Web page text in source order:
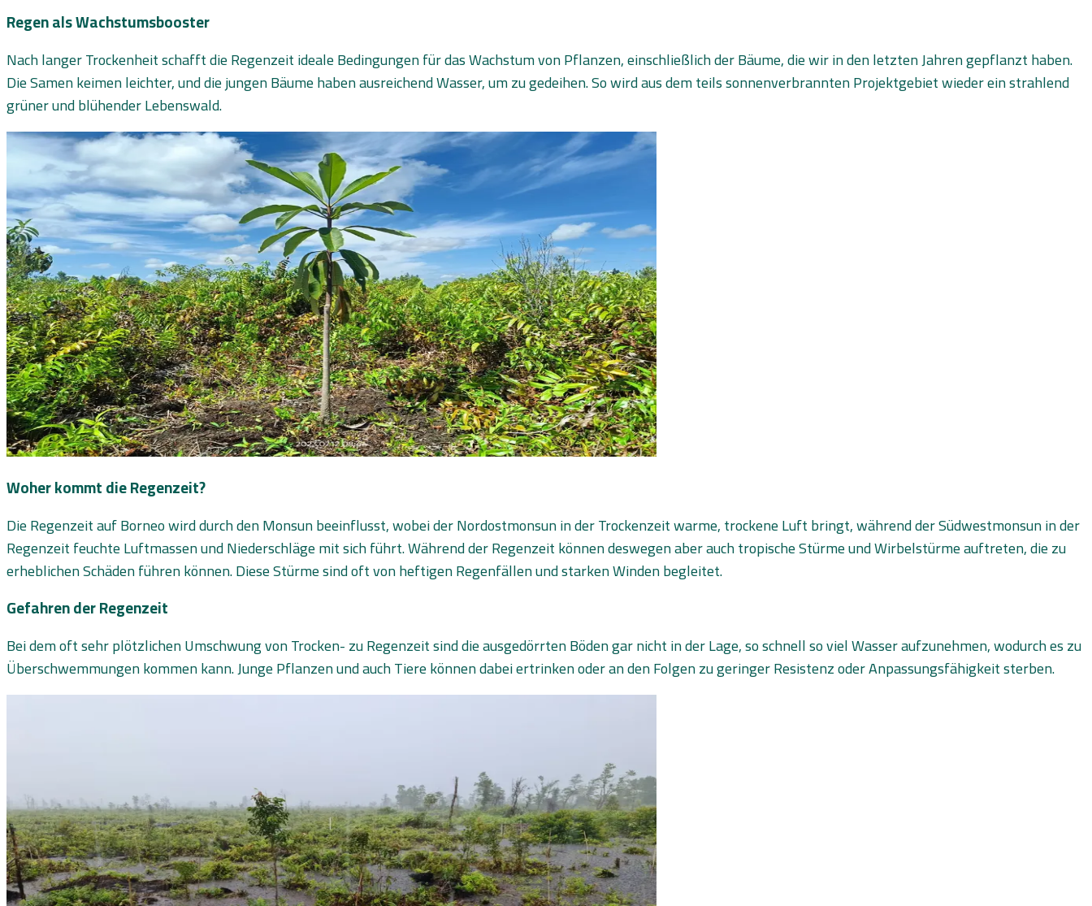
Regen als Wachstumsbooster
Nach langer Trockenheit schafft die Regenzeit ideale Bedingungen für das Wachstum von Pflanzen, einschließlich der Bäume, die wir in den letzten Jahren gepflanzt haben.
Die Samen keimen leichter, und die jungen Bäume haben ausreichend Wasser, um zu gedeihen. So wird aus dem teils sonnenverbrannten Projektgebiet wieder ein strahlend
grüner und blühender Lebenswald.
Woher kommt die Regenzeit?
Die Regenzeit auf Borneo wird durch den Monsun beeinflusst, wobei der Nordostmonsun in der Trockenzeit warme, trockene Luft bringt, während der Südwestmonsun in der
Regenzeit feuchte Luftmassen und Niederschläge mit sich führt. Während der Regenzeit können deswegen aber auch tropische Stürme und Wirbelstürme auftreten, die zu
erheblichen Schäden führen können. Diese Stürme sind oft von heftigen Regenfällen und starken Winden begleitet.
Gefahren der Regenzeit
Bei dem oft sehr plötzlichen Umschwung von Trocken- zu Regenzeit sind die ausgedörrten Böden gar nicht in der Lage, so schnell so viel Wasser aufzunehmen, wodurch es zu
Überschwemmungen kommen kann. Junge Pflanzen und auch Tiere können dabei ertrinken oder an den Folgen zu geringer Resistenz oder Anpassungsfähigkeit sterben.